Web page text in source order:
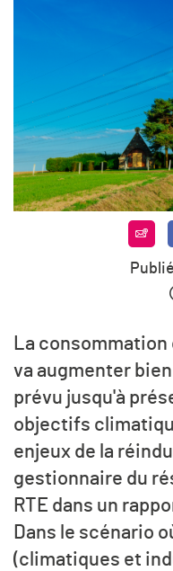
La
va augmenter
prévu jusqu'à
objectifs
enjeux de la
gestionnaire du
RTE dans un
Dans le scénario
(climatiques et